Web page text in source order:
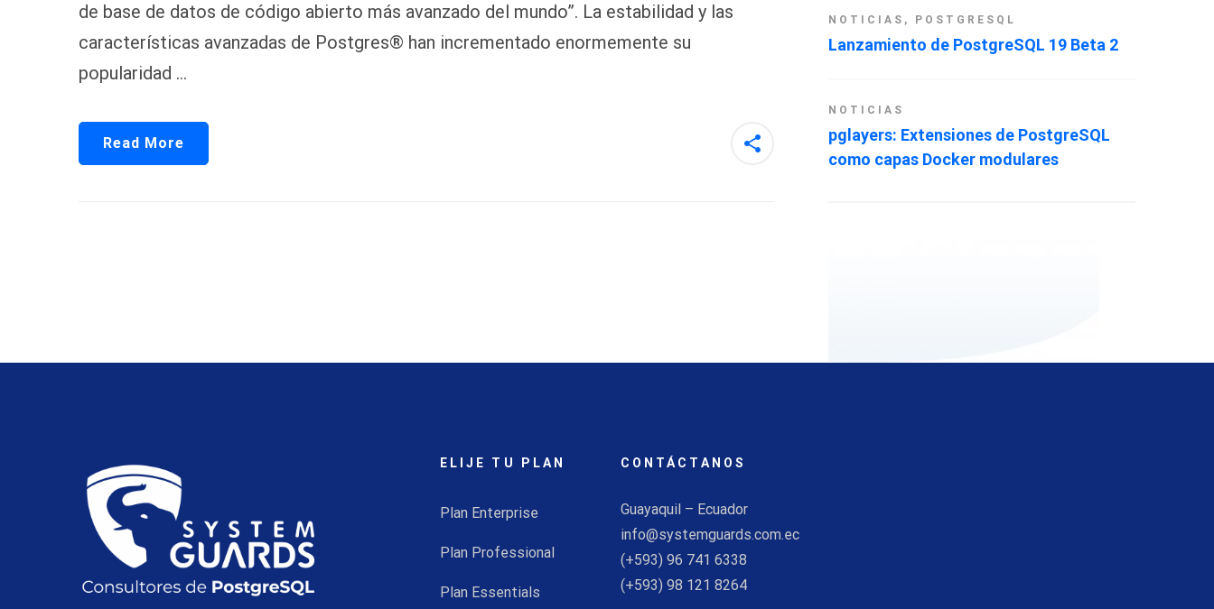
de base de datos de código abierto más avanzado del mundo”. La estabilidad y las
características avanzadas de Postgres® han incrementado enormemente su
popularidad …
Read More
NOTICIAS , POSTGRESQL
Lanzamiento de PostgreSQL 19 Beta 2
NOTICIAS
pglayers: Extensiones de PostgreSQL
como capas Docker modulares
ELIJE TU PLAN
Plan Enterprise
Plan Professional
Plan Essentials
CONTÁCTANOS
Guayaquil – Ecuador
info@systemguards.com.ec
(+593) 96 741 6338
(+593) 98 121 8264